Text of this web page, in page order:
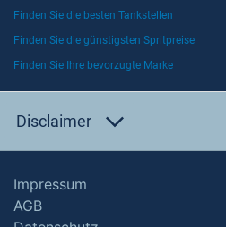
Finden Sie die besten Tankstellen
Finden Sie die günstigsten Spritpreise
Finden Sie Ihre bevorzugte Marke
Disclaimer
Impressum
AGB